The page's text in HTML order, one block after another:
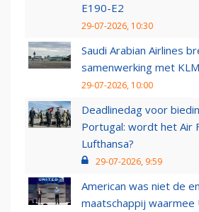
E190-E2
29-07-2026, 10:30
Saudi Arabian Airlines
samenwerking met
29-07-2026, 10:00
Deadlinedag voor
Portugal: wordt het Air
Lufthansa?
29-07-2026, 9:59
American was niet de
maatschappij waarmee